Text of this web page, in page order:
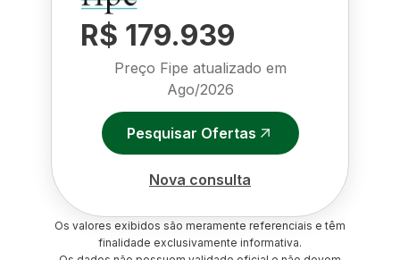
R$ 179.939
Preço Fipe atualizado em
Ago/2026
Pesquisar Ofertas
Nova consulta
Os valores exibidos são meramente referenciais e têm
finalidade exclusivamente informativa.